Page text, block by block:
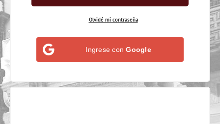
Olvidé mi contraseña
Ingrese conGoogle